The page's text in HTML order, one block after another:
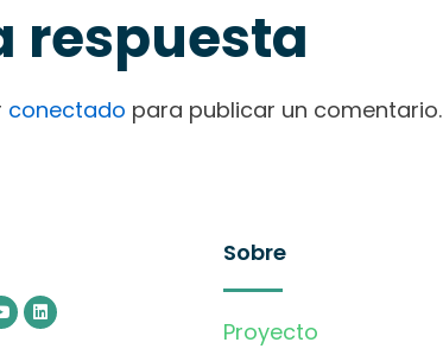
respuesta
conectado para publicar un comentario.
Sobre
Proyecto